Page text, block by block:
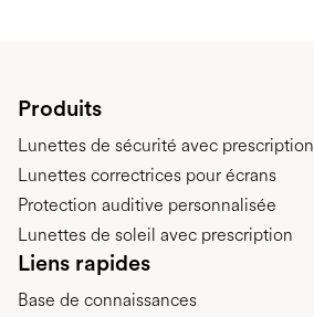
Produits
Lunettes de sécurité avec prescription
Lunettes correctrices pour écrans
Protection auditive personnalisée
Lunettes de soleil avec prescription
Liens rapides
Base de connaissances